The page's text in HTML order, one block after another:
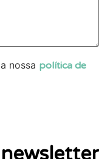
nossa política de
newsletter